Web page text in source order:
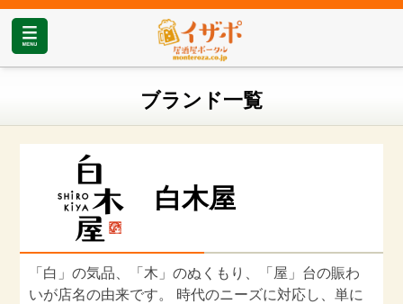
ブランド一覧
白木屋
「白」の気品、「木」のぬくもり、「屋」台の賑わ
いが店名の由来です。 時代のニーズに対応し、単に